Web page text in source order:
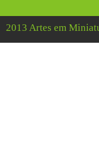
2013 Artes em